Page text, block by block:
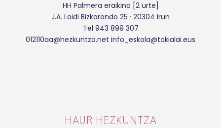
HH Palmera eraikina [2 urte]
J.A. Loidi Bizkarondo 25 · 20304 Irun
Tel 943 899 307
012110aa@hezkuntza.net info_eskola@tokialai.eus
HAUR HEZKUNTZA